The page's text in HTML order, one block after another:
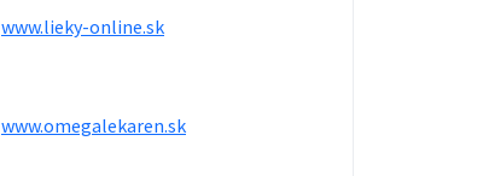
www.lieky-online.sk
www.omegalekaren.sk